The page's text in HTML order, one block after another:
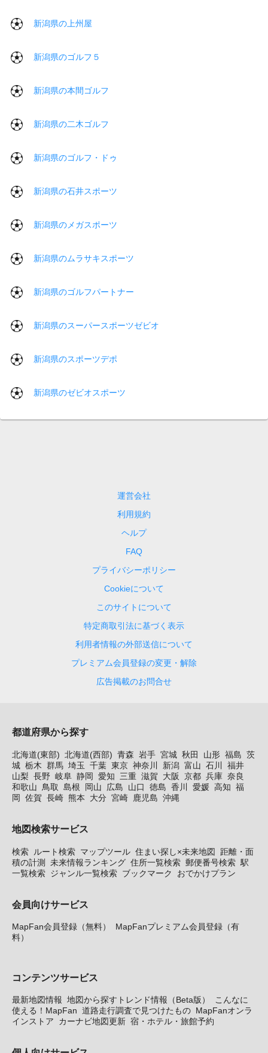
新潟県の上州屋
新潟県のゴルフ５
新潟県の本間ゴルフ
新潟県の二木ゴルフ
新潟県のゴルフ・ドゥ
新潟県の石井スポーツ
新潟県のメガスポーツ
新潟県のムラサキスポーツ
新潟県のゴルフパートナー
新潟県のスーパースポーツゼビオ
新潟県のスポーツデポ
新潟県のゼビオスポーツ
運営会社
利用規約
ヘルプ
FAQ
プライバシーポリシー
Cookieについて
このサイトについて
特定商取引法に基づく表示
利用者情報の外部送信について
プレミアム会員登録の変更・解除
広告掲載のお問合せ
都道府県から探す
北海道(東部) 北海道(西部) 青森 岩手 宮城 秋田 山形 福島 茨
城 栃木 群馬 埼玉 千葉 東京 神奈川 新潟 富山 石川
福井
山梨 長野 岐阜 静岡 愛知 三重 滋賀 大阪 京都 兵庫 奈良
和歌山
鳥取 島根 岡山 広島 山口 徳島 香川 愛媛 高知 福
岡
佐賀 長崎 熊本 大分 宮崎 鹿児島 沖縄
地図検索サービス
検索 ルート検索 マップツール 住まい探し×未来地図
距離・面
積の計測 未来情報ランキング 住所一覧検索 郵便番号検索 駅
一覧検索 ジャンル一覧検索 ブックマーク おでかけプラン
会員向けサービス
MapFan会員登録（無料）
MapFanプレミアム会員登録（有
料）
コンテンツサービス
最新地図情報 地図から探すトレンド情報（Beta版）
こんなに
使える！MapFan 道路走行調査で見つけたもの MapFanオンラ
インストア
カーナビ地図更新 宿・ホテル・旅館予約